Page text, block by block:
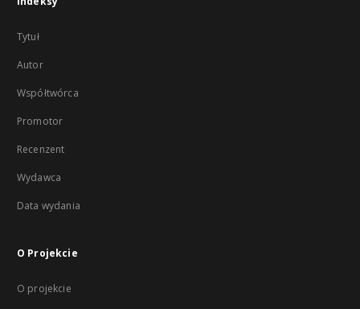
Tytuł
Autor
Współtwórca
Promotor
Recenzent
Wydawca
Data wydania
O Projekcie
O projekcie